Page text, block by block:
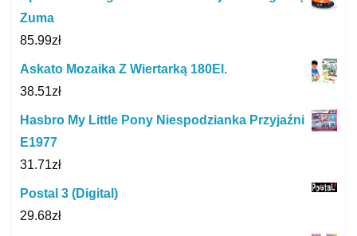
Zuma
85.99zł
Askato Mozaika Z Wiertarką 180El.
38.51zł
Hasbro My Little Pony Niespodzianka Przyjaźni
E1977
31.71zł
Postal 3 (Digital)
29.68zł